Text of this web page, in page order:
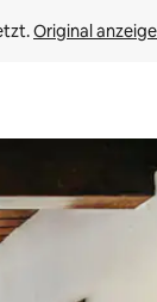
Original